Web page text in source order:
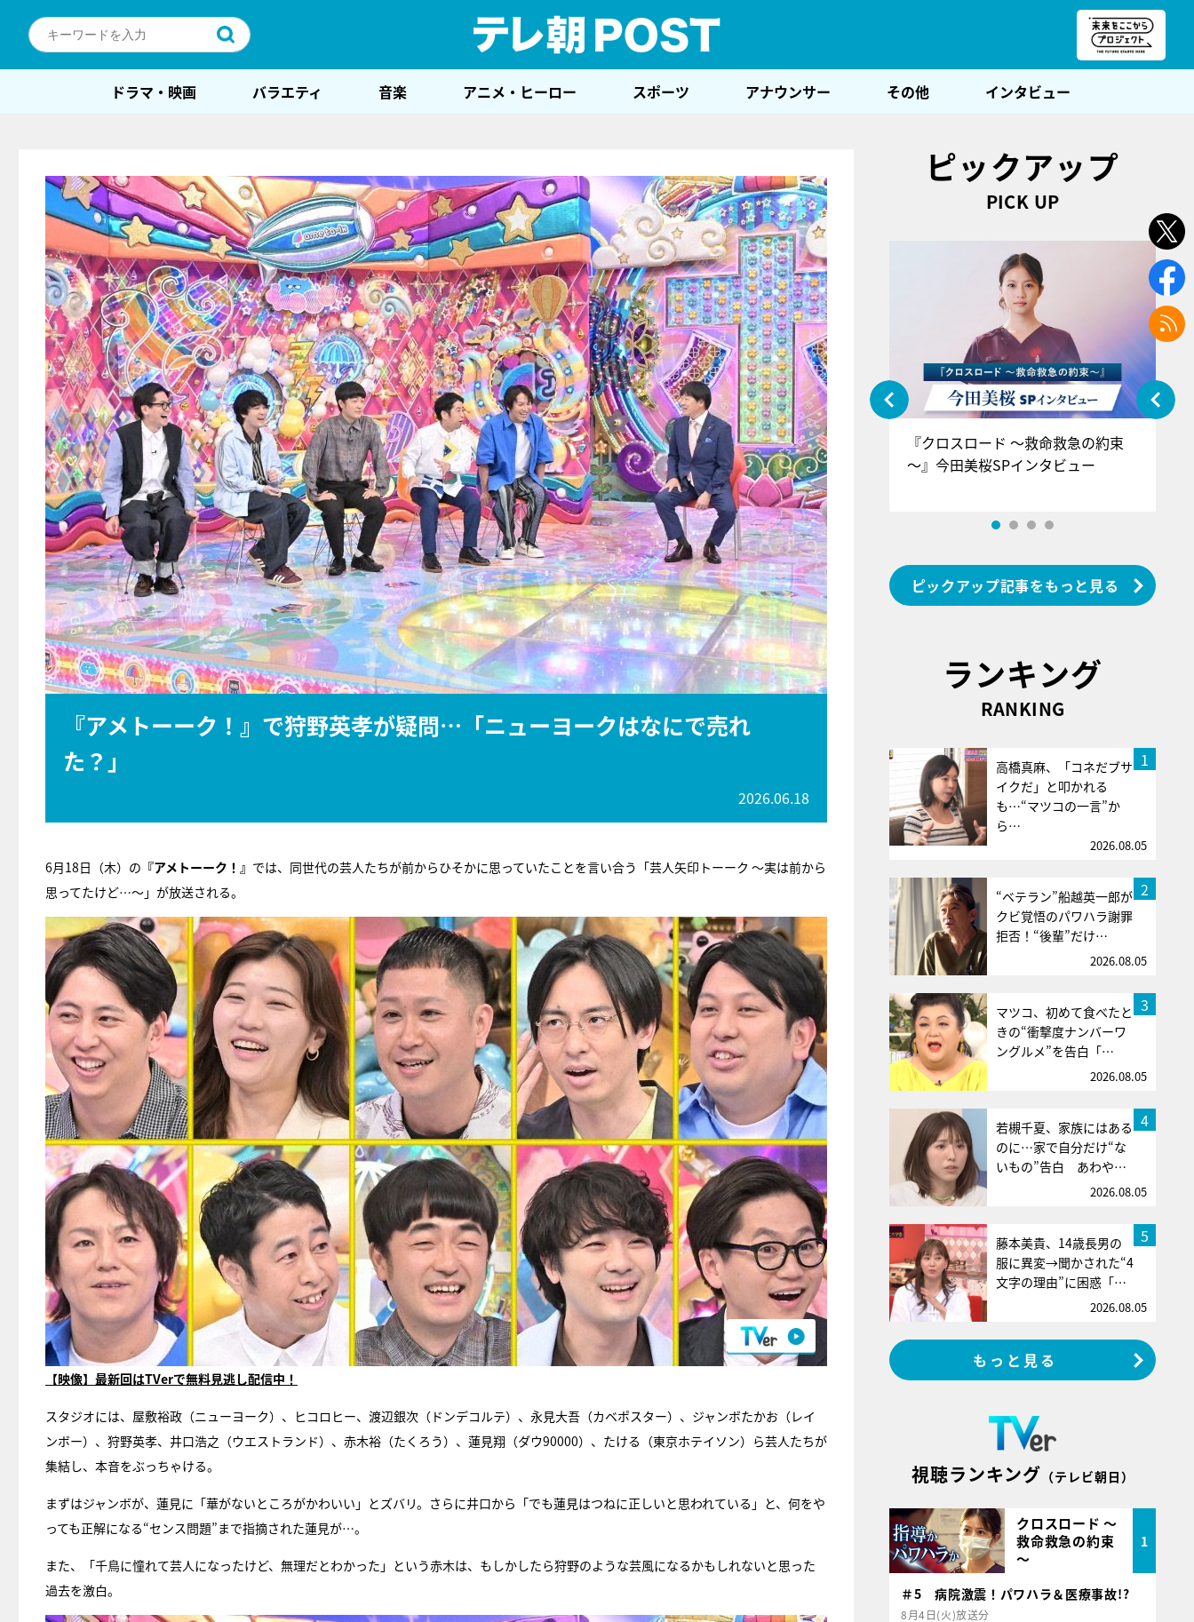
ドラマ・映画 バラエティ 音楽 アニメ・ヒーロー スポーツ アナウンサー その他 インタビュー
『アメトーーク！』で狩野英孝が疑問…「ニューヨークはなにで売れ
た？」
2026.06.18
6月18日（木）の 『アメトーーク！』 では、同世代の芸人たちが前からひそかに思っていたことを言い合う「芸人矢印トーーク ～実は前から
思ってたけど…～」が放送される。
【映像】最新回はTVerで無料見逃し配信中！
スタジオには、屋敷裕政（ニューヨーク）、ヒコロヒー、渡辺銀次（ドンデコルテ）、永見大吾（カベポスター）、ジャンボたかお（レイ
ンボー）、狩野英孝、井口浩之（ウエストランド）、赤木裕（たくろう）、蓮見翔（ダウ90000）、たける（東京ホテイソン）ら芸人たちが
集結し、本音をぶっちゃける。
まずはジャンボが、蓮見に「華がないところがかわいい」とズバリ。さらに井口から「でも蓮見はつねに正しいと思われている」と、何をや
っても正解になる“センス問題”まで指摘された蓮見が…。
また、「千鳥に憧れて芸人になったけど、無理だとわかった」という赤木は、もしかしたら狩野のような芸風になるかもしれないと思った
過去を激白。
ピックアップ
PICK UP
『アイ＝ラブ！げーみんぐ』＝LOV
E齋藤樹愛羅＆佐々木舞香SPインタ
ビュー
『クロスロード ～救命救急の約束
～』今田美桜SPインタビュー
ピックアップ記事をもっと見る
ランキング
RANKING
1
高橋真麻、「コネだブサ
イクだ」と叩かれる
も…“マツコの一言”か
ら…
2026.08.05
2
“ベテラン”船越英一郎が
クビ覚悟のパワハラ謝罪
拒否！“後輩”だけ…
2026.08.05
3
マツコ、初めて食べたと
きの“衝撃度ナンバーワ
ングルメ”を告白「…
2026.08.05
4
若槻千夏、家族にはある
のに…家で自分だけ“な
いもの”告白 あわや…
2026.08.05
5
藤本美貴、14歳長男の
服に異変→聞かされた“4
文字の理由”に困惑「…
2026.08.05
もっと見る
視聴ランキング （テレビ朝日）
クロスロード ～
救命救急の約束
～
1
＃5 病院激震！パワハラ＆医療事故!?
8月4日(火)放送分